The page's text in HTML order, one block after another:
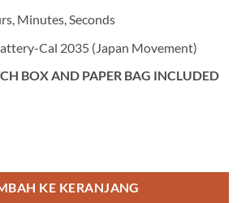
Minutes, Seconds
Cal 2035 (Japan Movement)
BOX AND PAPER BAG INCLUDED
KE KERANJANG